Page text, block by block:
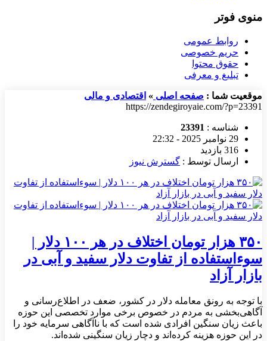
منوی فوتر
روابط عمومی
حریم خصوصی
حقوق محتوا
تبلیغ و معرفی
موقعیت شما : صفحه اصلی » اقتصادی و مالی
https://zendegiroyaie.com/?p=23391
شناسه : 23391
29 نوامبر 2025 - 22:32
316 بازدید
ارسال توسط : گسترش نیوز
۳۵۰ هزار تومان اختلاف در هر ۱۰۰ دلار |
سوءاستفاده از تفاوت دلار سفید و آبی در
بازار آزاد
با توجه به رونق معامله دلار در کشور، ضعف در اطلاع‌رسانی و
آگاهی‌بخشی به مردم در خصوص برخی موارد تخصصی این حوزه
باعث زیان سنگین افرادی شده است که با ناآگاهی سرمایه خود را
در این حوزه هزینه کرده‌اند و دچار زیان سنگینی شده‌اند.